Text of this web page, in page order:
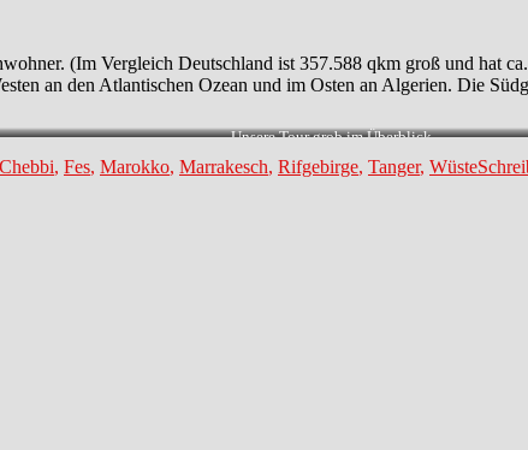
(Im Vergleich Deutschland ist 357.588 qkm groß und hat
an den Atlantischen Ozean und im Osten an Algerien. Die
Unsere Tour grob im Überblick.
, Fes, Marokko, Marrakesch, Rifgebirge, Tanger, Wüste